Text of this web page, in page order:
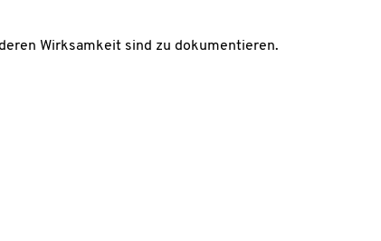
Wirksamkeit sind zu dokumentieren.